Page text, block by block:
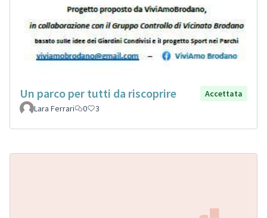
Un parco per tutti da riscoprire
Accettata
Lara Ferrari
0 3